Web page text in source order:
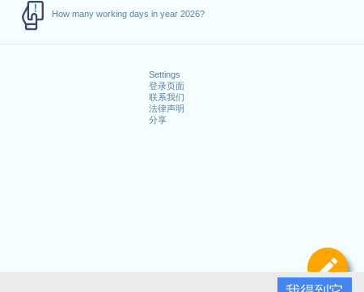
How many working days in year 2026?
Settings
登录页面
联系我们
法律声明
分享
定